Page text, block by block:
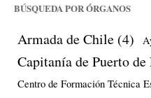
BÚSQUEDA POR ÓRGANOS
Armada de Chile (4)
Capitanía de Puerto
Centro de Formación Técnica